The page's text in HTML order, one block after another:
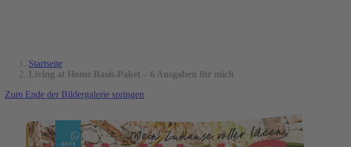
Startseite
Living at Home Basis-Paket – 6 Ausgaben für mich
Zum Ende der Bildergalerie springen